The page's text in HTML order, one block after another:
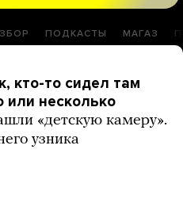
ПОДКАСТЫ МАГАЗ
кто-то сидел там
или несколько
«детскую камеру».
узника